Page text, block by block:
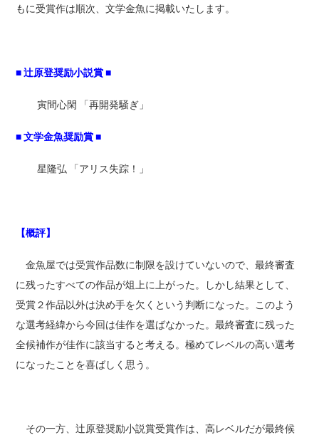
もに受賞作は順次、文学金魚に掲載いたします。
■ 辻原登奨励小説賞■
寅間心閑 「再開発騒ぎ」
■文学金魚奨励賞■
星隆弘 「アリス失踪！」
【概評】
金魚屋では受賞作品数に制限を設けていないので、最終審査
に残ったすべての作品が俎上に上がった。しかし結果として、
受賞２作品以外は決め手を欠くという判断になった。このよう
な選考経緯から今回は佳作を選ばなかった。最終審査に残った
全候補作が佳作に該当すると考える。極めてレベルの高い選考
になったことを喜ばしく思う。
その一方、辻原登奨励小説賞受賞作は、高レベルだが最終候